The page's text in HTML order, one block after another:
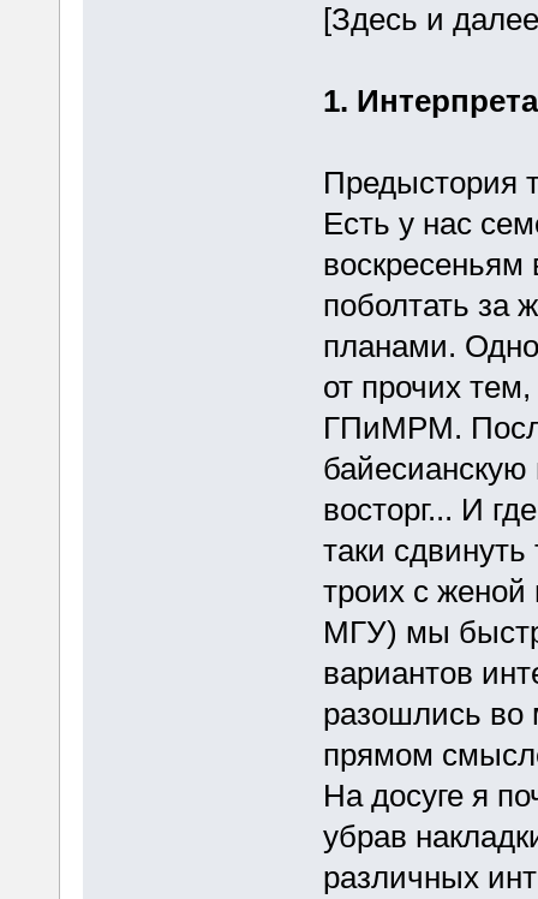
[Здесь и
1.
Предыстория
Есть у нас
поболтать за
планами. Одно
от прочих
ГПиМРМ.
восторг... И
таки
троих с
МГУ) мы
вариантов
разошлись во
прямом
На досуге я
убрав
различных